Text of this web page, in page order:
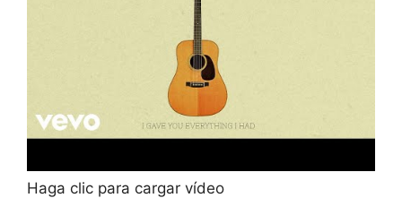
Haga clic para cargar vídeo